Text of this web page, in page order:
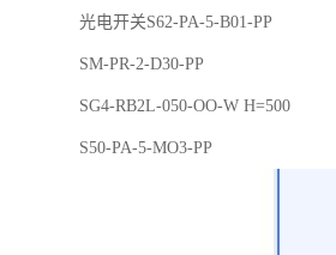
光电开关S62-PA-5-B01-PP
SM-PR-2-D30-PP
SG4-RB2L-050-OO-W H=500
S50-PA-5-MO3-PP